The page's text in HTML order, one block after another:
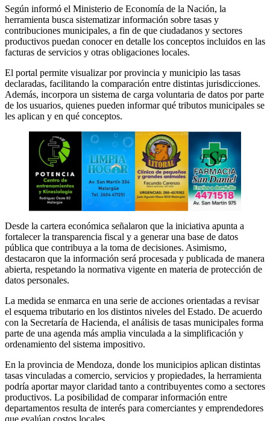
Según informó el Ministerio de Economía de la Nación, la
herramienta busca sistematizar información sobre tasas y
contribuciones municipales, a fin de que ciudadanos y sectores
productivos puedan conocer en detalle los conceptos incluidos en las
facturas de servicios y otras obligaciones locales.
El portal permite visualizar por provincia y municipio las tasas
declaradas, facilitando la comparación entre distintas jurisdicciones.
Además, incorpora un sistema de carga voluntaria de datos por parte
de los usuarios, quienes pueden informar qué tributos municipales se
les aplican y en qué conceptos.
Desde la cartera económica señalaron que la iniciativa apunta a
fortalecer la transparencia fiscal y a generar una base de datos
pública que contribuya a la toma de decisiones. Asimismo,
destacaron que la información será procesada y publicada de manera
abierta, respetando la normativa vigente en materia de protección de
datos personales.
La medida se enmarca en una serie de acciones orientadas a revisar
el esquema tributario en los distintos niveles del Estado. De acuerdo
con la Secretaría de Hacienda, el análisis de tasas municipales forma
parte de una agenda más amplia vinculada a la simplificación y
ordenamiento del sistema impositivo.
En la provincia de Mendoza, donde los municipios aplican distintas
tasas vinculadas a comercio, servicios y propiedades, la herramienta
podría aportar mayor claridad tanto a contribuyentes como a sectores
productivos. La posibilidad de comparar información entre
departamentos resulta de interés para comerciantes y emprendedores